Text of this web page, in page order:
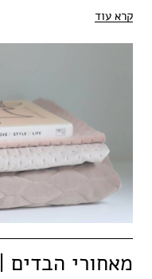
קרא עוד
מאחורי